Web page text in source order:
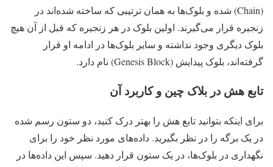
(Chain) شده و بلوک‌ها به همان ترتیبی که ساخته شده‌اند در
زنجیره قرار می‌گیرند. اولین بلوک در هر زنجیره که قبل از آن هیچ
بلوک دیگری وجود نداشته و سایر بلوک‌ها در ادامه او قرار
گرفته‌اند، بلوک پیدایش (Genesis Block) نام دارد.
تابع هش در بلاک چین و کاربرد آن
برای اینکه بتوانید تابع هش را بهتر درک کنید، دو ستون رسم شده
در یک برگه را در نظر بگیرید. داده‌های مورد نظر خود را برای
نگهداری در بلوک‌ها، در یک ستون قرار دهید. سپس این داده‌ها در